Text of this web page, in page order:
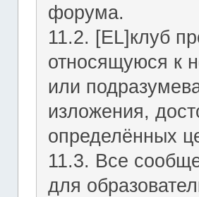
форума.
11.2. [EL]клуб
относящуюся к
или
изложения,
определённых
11.3. Все
для